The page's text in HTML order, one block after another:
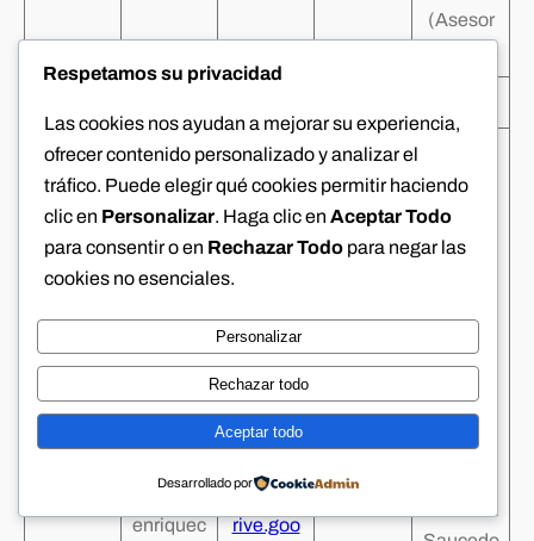
(Asesor
“Síntesis
de
recubrim
ientos
comesti
plátano
macho(
na)
enriquec
https://d
rive.goo
Verónica
Respetamos su privacidad
Las cookies nos ayudan a mejorar su experiencia,
ofrecer contenido personalizado y analizar el
tráfico. Puede elegir qué cookies permitir haciendo
clic en Personalizar. Haga clic en Aceptar Todo
para consentir o en Rechazar Todo para negar las
cookies no esenciales.
Personalizar
Rechazar todo
Aceptar todo
Desarrollado por